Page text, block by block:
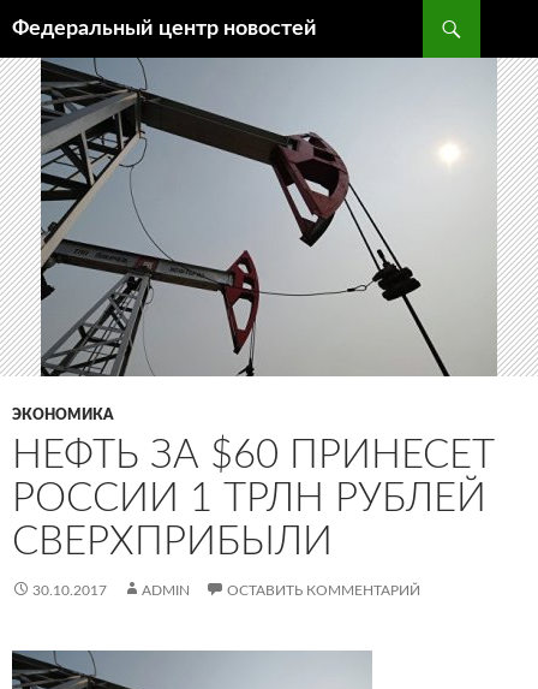
Федеральный центр новостей
К
СОДЕРЖИМОМУ
ЭКОНОМИКА
НЕФТЬ ЗА $60 ПРИНЕСЕТ
РОССИИ 1 ТРЛН РУБЛЕЙ
СВЕРХПРИБЫЛИ‍
30.10.2017 ADMIN ОСТАВИТЬ КОММЕНТАРИЙ